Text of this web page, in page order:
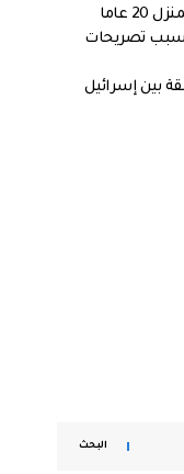
عاما
بسبب تصريحات
بين إسرائيل
البحث